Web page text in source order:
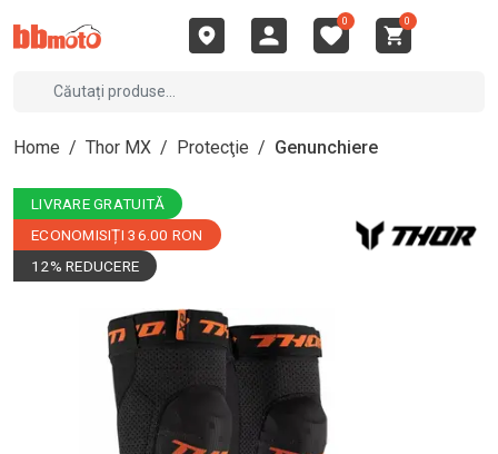
0 0
Home / Thor MX / Protecţie / Genunchiere
LIVRARE GRATUITĂ
ECONOMISIȚI 36.00 RON
12% REDUCERE